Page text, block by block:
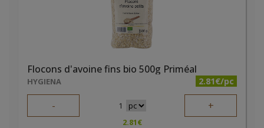
Flocons d'avoine fins bio 500g Priméal
HYGIENA 2.81€/pc
- 1 +
2.81€